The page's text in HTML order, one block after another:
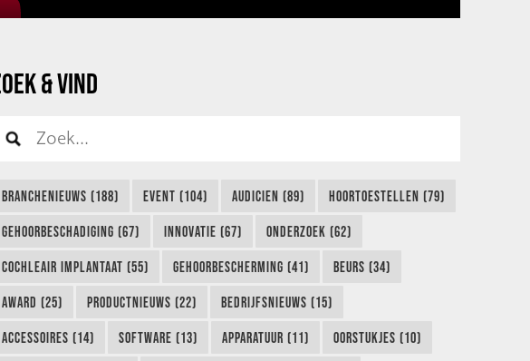
& VIND
BRANCHENIEUWS (188) EVENT (104) AUDICIEN (89) HOORTOESTELLEN (79)
GEHOORBESCHADIGING (67) INNOVATIE (67) ONDERZOEK (62)
COCHLEAIR IMPLANTAAT (55) GEHOORBESCHERMING (41) BEURS (34)
AWARD (25) PRODUCTNIEUWS (22) BEDRIJFSNIEUWS (15)
ACCESSOIRES (14) SOFTWARE (13) APPARATUUR (11) OORSTUKJES (10)